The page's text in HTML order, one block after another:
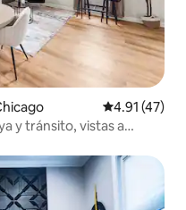
Calificación
4.91 (47)
y tránsito, vistas a